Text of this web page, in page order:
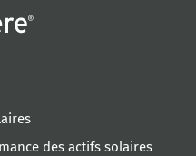
des actifs solaires